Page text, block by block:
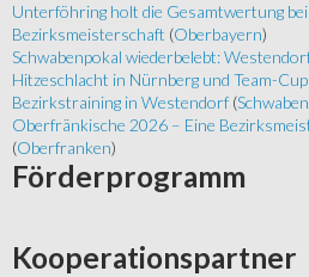
Unterföhring holt die Gesamtwertung
Bezirksmeisterschaft (Oberbayern)
Schwabenpokal wiederbelebt:
Hitzeschlacht in Nürnberg und Team-
Bezirkstraining in Westendorf (Schwaben
Oberfränkische 2026 – Eine
(Oberfranken)
Förderprogramm
Kooperationspartner